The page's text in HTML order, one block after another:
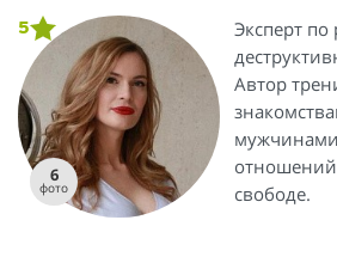
6
фото
5
Эксперт по
Автор
свободе.